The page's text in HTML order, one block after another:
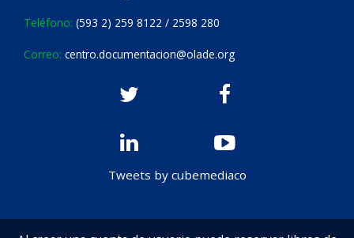
Teléfono: (593 2) 259 8122 / 2598 280
Correo: centro.documentacion@olade.org
Tweets by cubemediaco